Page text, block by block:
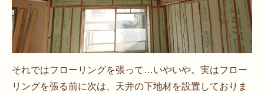
それではフローリングを張って…いやいや。実はフロー
リングを張る前に次は、天井の下地材を設置しておりま